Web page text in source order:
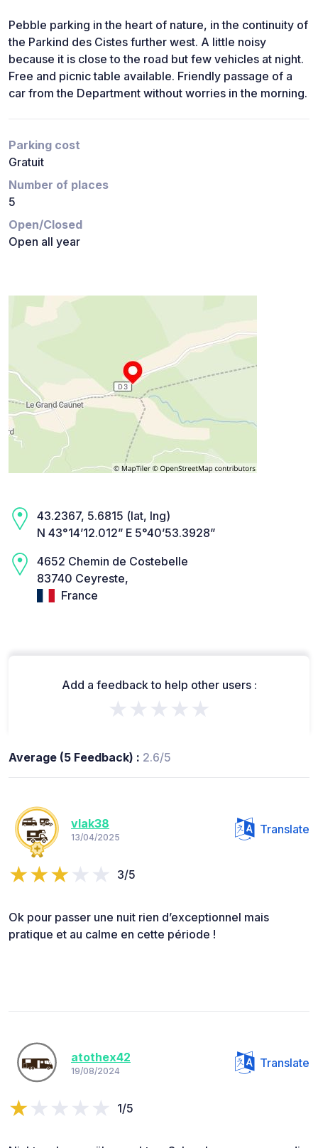
Pebble parking in the heart of nature, in the continuity of
the Parkind des Cistes further west. A little noisy
because it is close to the road but few vehicles at night.
Free and picnic table available. Friendly passage of a
car from the Department without worries in the morning.
Parking cost
Gratuit
Number of places
5
Open/Closed
Open all year
43.2367, 5.6815 (lat, lng)
N 43°14’12.012” E 5°40’53.3928”
4652 Chemin de Costebelle
83740 Ceyreste,
France
Add a feedback to help other users :
★★★★★
Average (5 Feedback) : 2.6/5
vlak38
13/04/2025
Translate
3/5
Ok pour passer une nuit rien d’exceptionnel mais
pratique et au calme en cette période !
atothex42
19/08/2024
Translate
1/5